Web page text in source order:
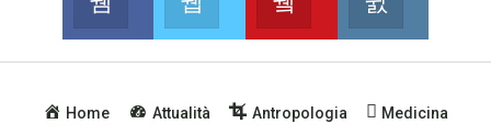
Join us on FacebookJoin us on TwitterJoin us on Youtube
Home Attualità Antropologia
Medicina